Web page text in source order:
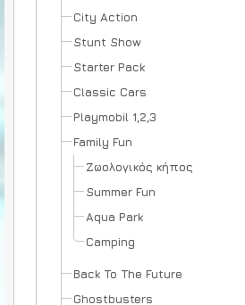
City Action
Stunt Show
Starter Pack
Classic Cars
Playmobil 1,2,3
Family Fun
Ζωολογικός κήπος
Summer Fun
Aqua Park
Camping
Back To The Future
Ghostbusters